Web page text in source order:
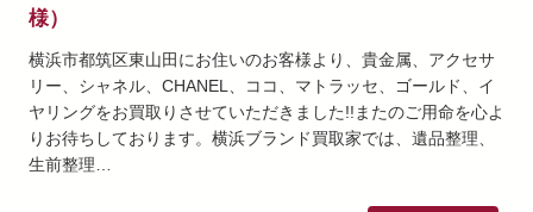
様）
横浜市都筑区東山田にお住いのお客様より、貴金属、アクセサ
リー、シャネル、CHANEL、ココ、マトラッセ、ゴールド、イ
ヤリングをお買取りさせていただきました!!またのご用命を心よ
りお待ちしております。横浜ブランド買取家では、遺品整理、
生前整理…